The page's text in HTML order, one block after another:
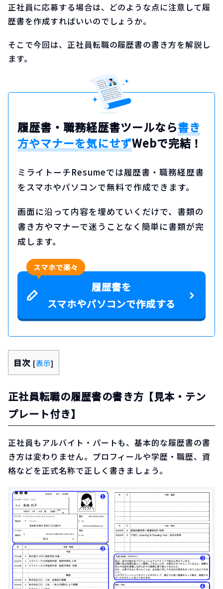
正社員に応募する場合は、どのような点に注意して履
歴書を作成すればいいのでしょうか。
そこで今回は、正社員転職の履歴書の書き方を解説し
ます。
履歴書・職務経歴書ツールなら書き
方やマナーを気にせずWebで完結！
ミライトーチResumeでは履歴書・職務経歴書
をスマホやパソコンで無料で作成できます。
画面に沿って内容を埋めていくだけで、書類の
書き方やマナーで迷うことなく簡単に書類が完
成します。
スマホで楽々
履歴書を
スマホやパソコンで作成する
目次 [表示]
正社員転職の履歴書の書き方【見本・テン
プレート付き】
正社員もアルバイト・パートも、基本的な履歴書の書
き方は変わりません。プロフィールや学歴・職歴、資
格などを正式名称で正しく書きましょう。